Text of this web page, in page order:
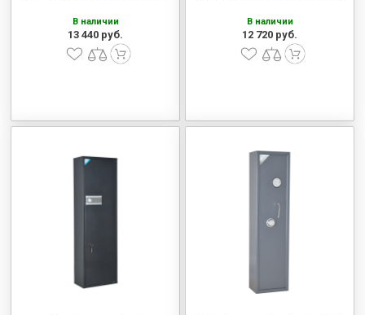
В наличии
13 440 руб.
В наличии
12 720 руб.